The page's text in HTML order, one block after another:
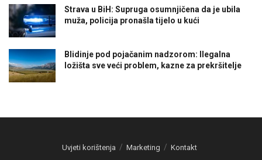
Strava u BiH: Supruga osumnjičena da je ubila
muža, policija pronašla tijelo u kući
Blidinje pod pojačanim nadzorom: Ilegalna
ložišta sve veći problem, kazne za prekršitelje
Uvjeti korištenja Marketing Kontakt